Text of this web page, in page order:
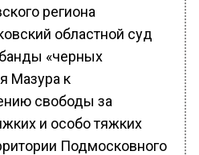
региона
областной суд
«черных
Мазура к
свободы за
и особо тяжких
Подмосковного